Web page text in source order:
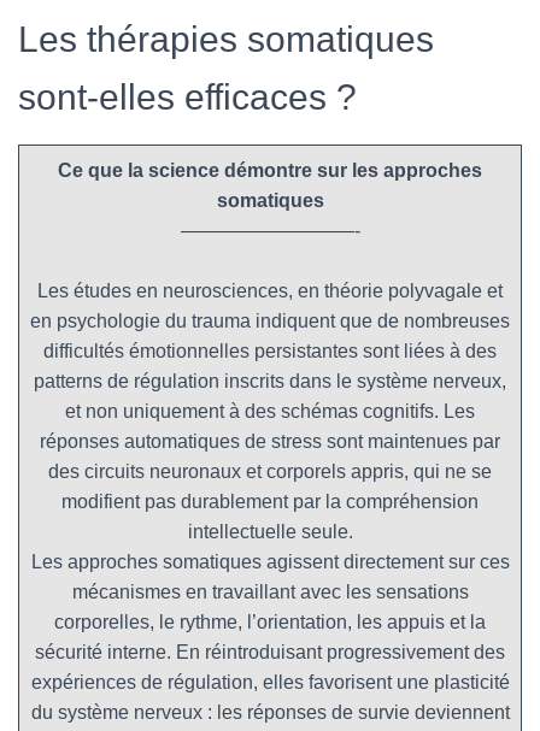
Les thérapies somatiques
sont-elles efficaces ?
Ce que la science démontre sur les approches
somatiques
—————————-
Les études en neurosciences, en théorie polyvagale et
en psychologie du trauma indiquent que de nombreuses
difficultés émotionnelles persistantes sont liées à des
patterns de régulation inscrits dans le système nerveux,
et non uniquement à des schémas cognitifs. Les
réponses automatiques de stress sont maintenues par
des circuits neuronaux et corporels appris, qui ne se
modifient pas durablement par la compréhension
intellectuelle seule.
Les approches somatiques agissent directement sur ces
mécanismes en travaillant avec les sensations
corporelles, le rythme, l’orientation, les appuis et la
sécurité interne. En réintroduisant progressivement des
expériences de régulation, elles favorisent une plasticité
du système nerveux : les réponses de survie deviennent